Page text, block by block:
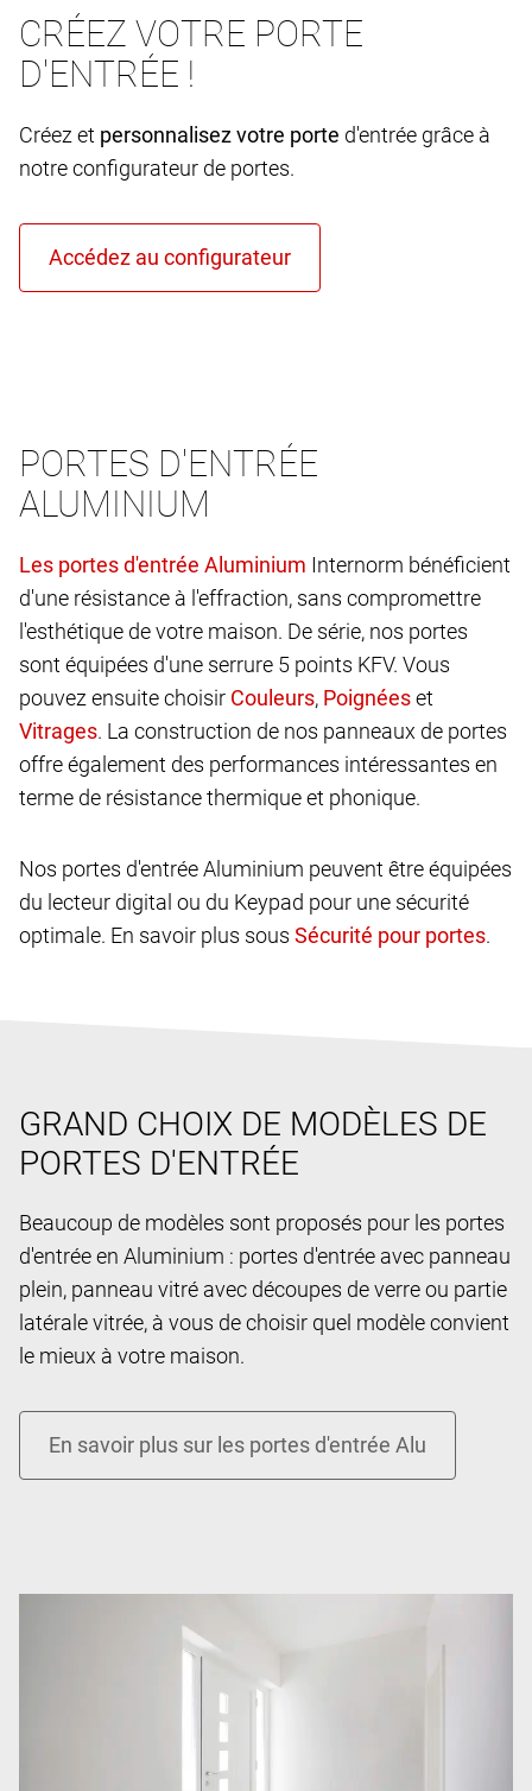
CRÉEZ VOTRE PORTE
D'ENTRÉE !
Créez et personnalisez votre porte d'entrée grâce à
notre configurateur de portes.
PORTES D'ENTRÉE
ALUMINIUM
Internorm bénéficient
d'une résistance à l'effraction, sans compromettre
l'esthétique de votre maison. De série, nos portes
sont équipées d'une serrure 5 points KFV. Vous
pouvez ensuite choisir
,
et
. La construction de nos panneaux de portes
offre également des performances intéressantes en
terme de résistance thermique et phonique.
Nos portes d'entrée Aluminium peuvent être équipées
du lecteur digital ou du Keypad pour une sécurité
optimale. En savoir plus sous
.
GRAND CHOIX DE MODÈLES DE
PORTES D'ENTRÉE
Beaucoup de modèles sont proposés pour les portes
d'entrée en Aluminium : portes d'entrée avec panneau
plein, panneau vitré avec découpes de verre ou partie
latérale vitrée, à vous de choisir quel modèle convient
le mieux à votre maison.